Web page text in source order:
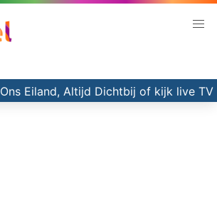
Ons Eiland, Altijd Dichtbij of kijk live TV